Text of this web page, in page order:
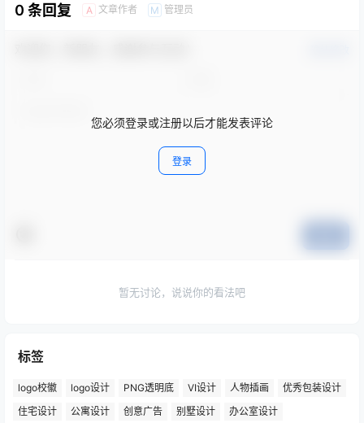
0 条回复 A 文章作者 M 管理员
您必须登录或注册以后才能发表评论
登录
暂无讨论，说说你的看法吧
标签
logo校徽 logo设计 PNG透明底 VI设计 人物插画
优秀包装设计
住宅设计
公寓设计 创意广告 别墅设计 办公室设计